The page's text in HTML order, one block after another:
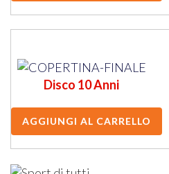
Disco 10 Anni